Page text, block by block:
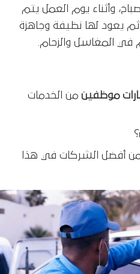
وأثناء يوم العمل يتم
ثم يعود لها نظيفة وجاهزة
في المغاسل والزحام.
موظفين من الخدمات
من أفضل الشركات في هذا